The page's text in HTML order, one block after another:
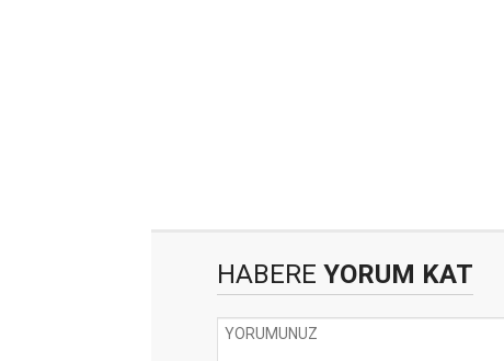
HABERE YORUM KAT